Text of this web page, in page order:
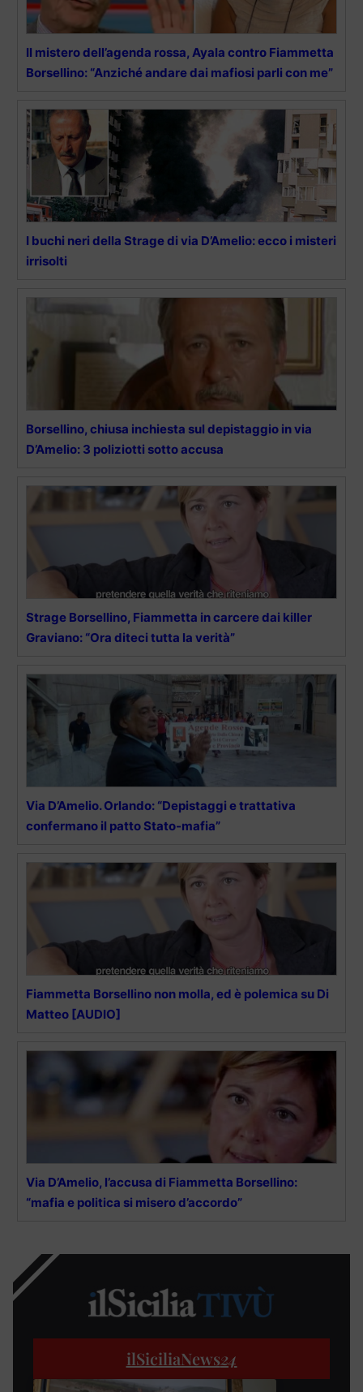
Il mistero dell’agenda rossa, Ayala contro Fiammetta
Borsellino: “Anziché andare dai mafiosi parli con me”
I buchi neri della Strage di via D’Amelio: ecco i misteri
irrisolti
Borsellino, chiusa inchiesta sul depistaggio in via
D’Amelio: 3 poliziotti sotto accusa
Strage Borsellino, Fiammetta in carcere dai killer
Graviano: “Ora diteci tutta la verità”
Via D’Amelio. Orlando: “Depistaggi e trattativa
confermano il patto Stato-mafia”
Fiammetta Borsellino non molla, ed è polemica su Di
Matteo [AUDIO]
Via D’Amelio, l’accusa di Fiammetta Borsellino:
“mafia e politica si misero d’accordo”
ilSiciliaNews24